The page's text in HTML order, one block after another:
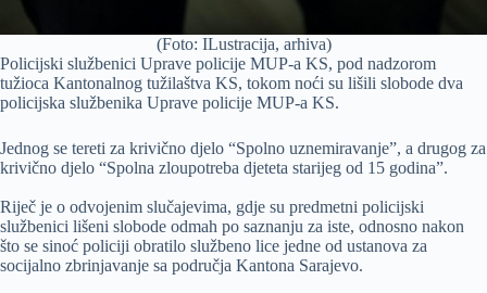
(Foto: ILustracija, arhiva)
Policijski službenici Uprave policije MUP-a KS, pod nadzorom
tužioca Kantonalnog tužilaštva KS, tokom noći su lišili slobode dva
policijska službenika Uprave policije MUP-a KS.
Jednog se tereti za krivično djelo “Spolno uznemiravanje”, a drugog za
krivično djelo “Spolna zloupotreba djeteta starijeg od 15 godina”.
Riječ je o odvojenim slučajevima, gdje su predmetni policijski
službenici lišeni slobode odmah po saznanju za iste, odnosno nakon
što se sinoć policiji obratilo službeno lice jedne od ustanova za
socijalno zbrinjavanje sa područja Kantona Sarajevo.